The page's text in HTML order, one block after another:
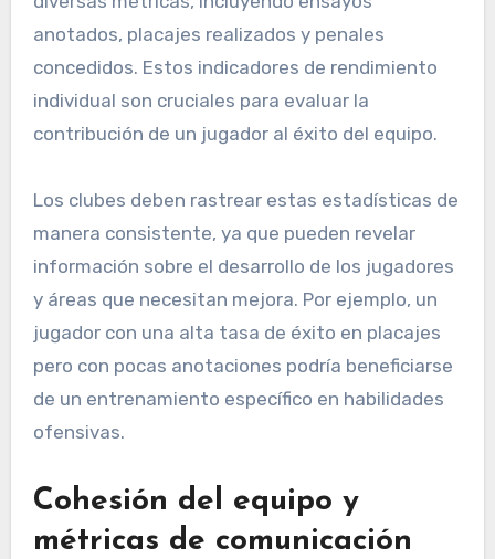
anotados, placajes realizados y penales
concedidos. Estos indicadores de rendimiento
individual son cruciales para evaluar la
contribución de un jugador al éxito del equipo.
Los clubes deben rastrear estas estadísticas de
manera consistente, ya que pueden revelar
información sobre el desarrollo de los jugadores
y áreas que necesitan mejora. Por ejemplo, un
jugador con una alta tasa de éxito en placajes
pero con pocas anotaciones podría beneficiarse
de un entrenamiento específico en habilidades
ofensivas.
Cohesión del equipo y
métricas de comunicación